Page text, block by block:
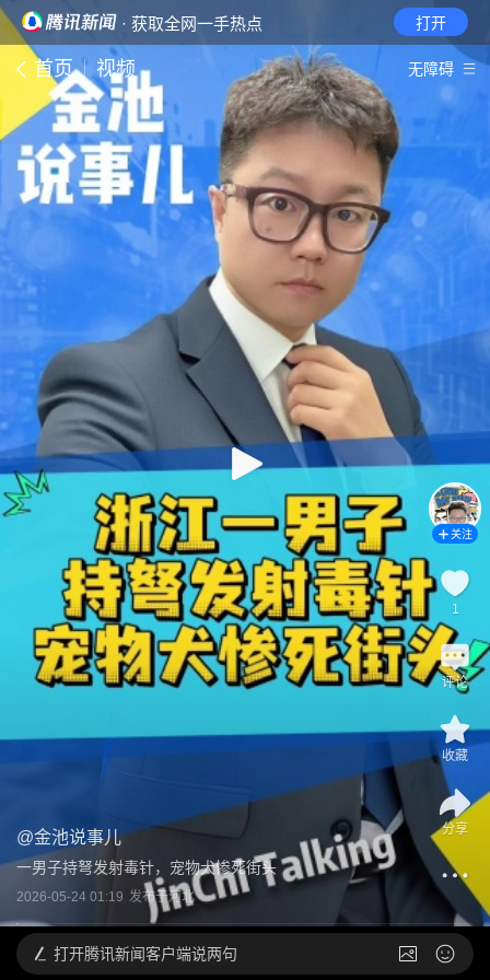
· 获取全网一手热点 打开
首页 视频 无障碍
@金池说事儿
一男子持弩发射毒针，宠物犬惨死街头
2026-05-24 01:19 发布于河北
关注
1
评论
收藏
分享
打开腾讯新闻客户端说两句